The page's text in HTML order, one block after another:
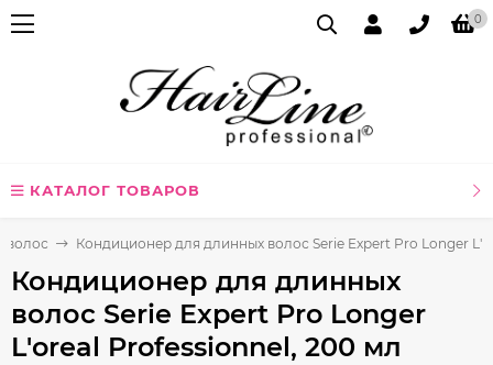
0
КАТАЛОГ ТОВАРОВ
волос Кондиционер для длинных волос Serie Expert Pro Longer
Кондиционер для длинных
волос Serie Expert Pro Longer
L'oreal Professionnel, 200 мл